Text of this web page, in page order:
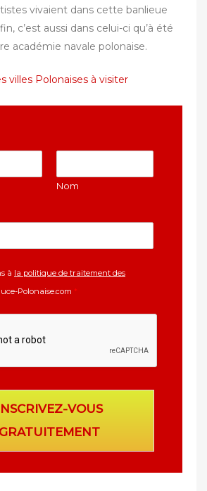
vivaient dans cette banlieue
c’est aussi dans celui-ci qu’à été
académie navale polonaise.
villes Polonaises à visiter
Nom
à la politique de traitement des
Polonaise.com *
VOUS
GRATUITEMENT